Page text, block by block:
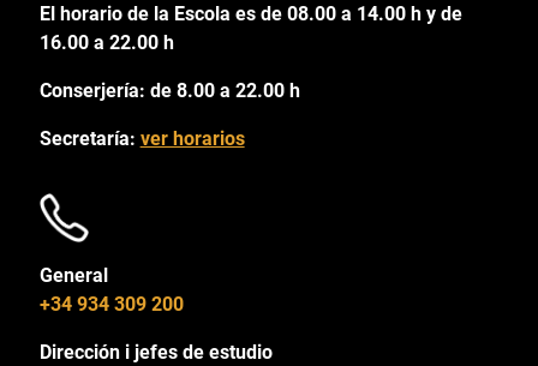
El horario de la Escola es de 08.00 a 14.00 h y de
16.00 a 22.00 h
Conserjería: de 8.00 a 22.00 h
Secretaría: ver horarios
General
+34 934 309 200
Dirección i jefes de estudio